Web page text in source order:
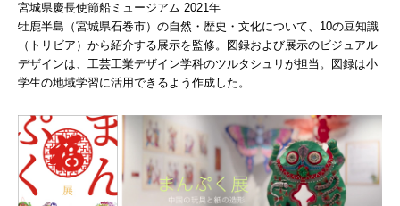
宮城県慶長使節船ミュージアム 2021年
牡鹿半島（宮城県石巻市）の自然・歴史・文化について、10の豆知識
（トリビア）から紹介する展示を監修。図録および展示のビジュアル
デザインは、工芸工業デザイン学科のツルタシュリが担当。図録は小
学生の地域学習に活用できるよう作成した。